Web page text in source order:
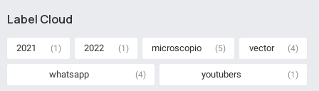
Label Cloud
2021 (1) 2022 (1) microscopio (5) vector (4)
whatsapp (4) youtubers (1)